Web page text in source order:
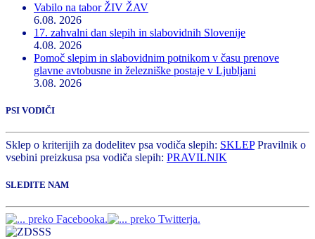
Vabilo na tabor ŽIV ŽAV
6.08. 2026
17. zahvalni dan slepih in slabovidnih Slovenije
4.08. 2026
Pomoč slepim in slabovidnim potnikom v času prenove
glavne avtobusne in železniške postaje v Ljubljani
3.08. 2026
PSI VODIČI
Sklep o kriterijih za dodelitev psa vodiča slepih: SKLEPPravilnik o
vsebini preizkusa psa vodiča slepih: PRAVILNIK
SLEDITE NAM